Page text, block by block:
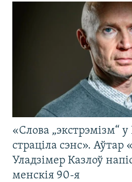
«Слова „экстрэмізм“ у
страціла сэнс». Аўтар
Уладзімер Казлоў
менскія 90-я